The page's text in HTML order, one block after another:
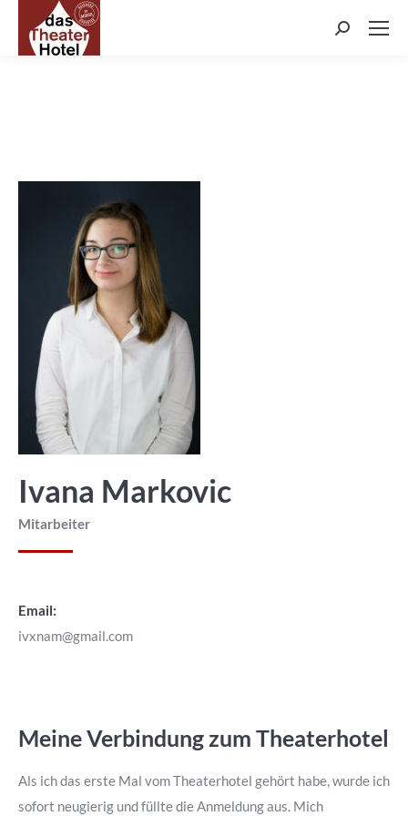
Search:
Ivana Markovic
Mitarbeiter
Email:
ivxnam@gmail.com
Meine Verbindung zum Theaterhotel
Als ich das erste Mal vom Theaterhotel gehört habe, wurde ich
sofort neugierig und füllte die Anmeldung aus. Mich